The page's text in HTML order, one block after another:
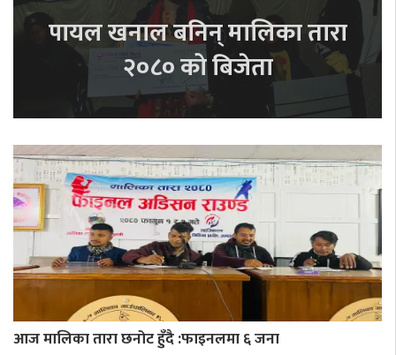
पायल खनाल बनिन् मालिका तारा
२०८० को बिजेता
आज मालिका तारा छनोट हुँदै :फाइनलमा ६ जना